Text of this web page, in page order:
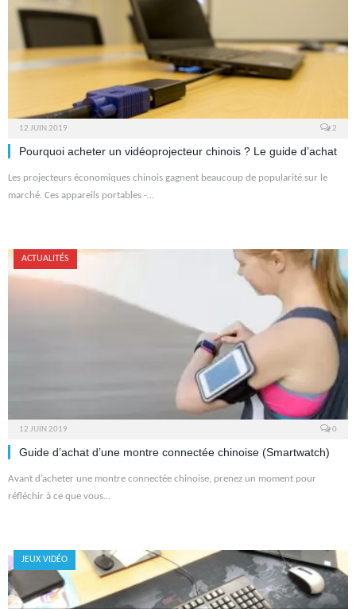
12 JUIN 2019 2
Pourquoi acheter un vidéoprojecteur chinois ? Le guide d’achat
Les projecteurs économiques chinois gagnent beaucoup de popularité sur le
marché. Ces appareils portables -…
ACTUALITÉS
12 JUIN 2019 0
Guide d’achat d’une montre connectée chinoise (Smartwatch)
Avant d’acheter une montre connectée chinoise, prenez un moment pour
réfléchir à ce que vous…
JEUX VIDÉO